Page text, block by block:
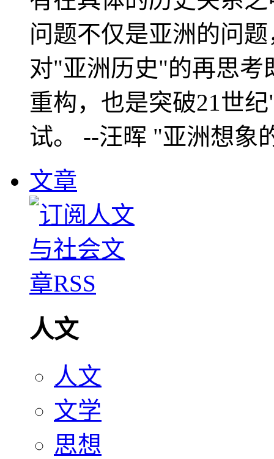
问题不仅是亚洲的问
对"亚洲历史"的再思考
重构，也是突破21世
试。 --汪晖 "亚洲想象
文章
人文
人文
文学
思想